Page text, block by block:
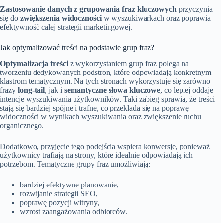
Zastosowanie danych z grupowania fraz kluczowych przyczynia
się do zwiększenia widoczności w wyszukiwarkach oraz poprawia
efektywność całej strategii marketingowej.
Jak optymalizować treści na podstawie grup fraz?
Optymalizacja treści z wykorzystaniem grup fraz polega na
tworzeniu dedykowanych podstron, które odpowiadają konkretnym
klastrom tematycznym. Na tych stronach wykorzystuje się zarówno
frazy long-tail, jak i semantyczne słowa kluczowe, co lepiej oddaje
intencje wyszukiwania użytkowników. Taki zabieg sprawia, że treści
stają się bardziej spójne i trafne, co przekłada się na poprawę
widoczności w wynikach wyszukiwania oraz zwiększenie ruchu
organicznego.
Dodatkowo, przyjęcie tego podejścia wspiera konwersje, ponieważ
użytkownicy trafiają na strony, które idealnie odpowiadają ich
potrzebom. Tematyczne grupy fraz umożliwiają:
bardziej efektywne planowanie,
rozwijanie strategii SEO,
poprawę pozycji witryny,
wzrost zaangażowania odbiorców.